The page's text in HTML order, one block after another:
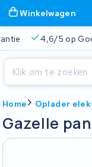
Winkelwagen
4,6/5 op
Home Oplader
Gazelle
Winkelwagen
Begin te